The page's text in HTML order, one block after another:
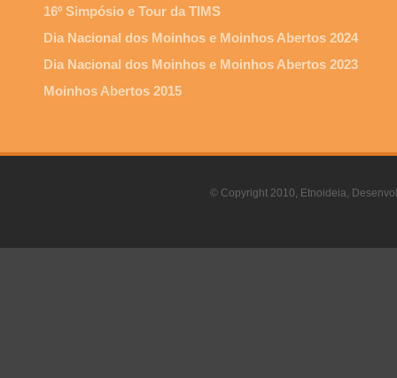
16º Simpósio e Tour da TIMS
Dia Nacional dos Moinhos e Moinhos Abertos 2024
Dia Nacional dos Moinhos e Moinhos Abertos 2023
Moinhos Abertos 2015
© Copyright 2010, Etnoideia,